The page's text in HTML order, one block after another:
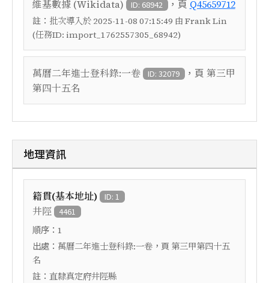
維基數據 (Wikidata) ID: 68942 ，頁 Q45659712
註： 批次導入於 2025-11-08 07:15:49 由 Frank Lin
(任務ID: import_1762557305_68942)
萬曆二年進士登科錄:一卷 ID: 32079 ，頁 第三甲
第四十五名
地理資訊
籍貫(基本地址) ID: 1
井陘 4461
順序： 1
出處： 萬曆二年進士登科錄:一卷 ，頁 第三甲第四十五
名
註： 直隸真定府井陘縣